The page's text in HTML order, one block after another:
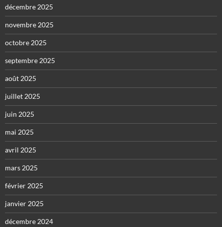
décembre 2025
novembre 2025
octobre 2025
septembre 2025
août 2025
juillet 2025
juin 2025
mai 2025
avril 2025
mars 2025
février 2025
janvier 2025
décembre 2024